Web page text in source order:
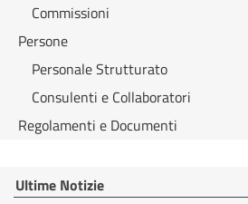
Commissioni
Persone
Personale Strutturato
Consulenti e Collaboratori
Regolamenti e Documenti
Ultime Notizie